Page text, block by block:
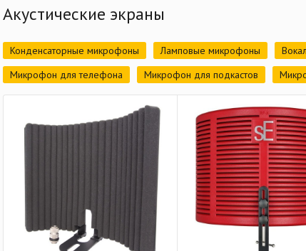
Акустические экраны
Конденсаторные микрофоны Ламповые микрофоны
Микрофон для телефона
Микрофон для подкастов